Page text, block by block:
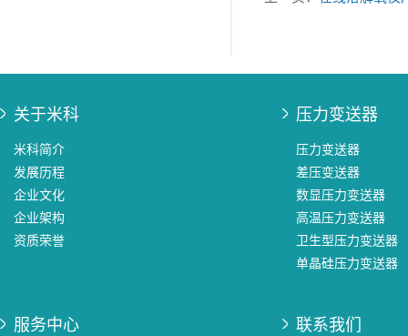
关于米科
米科简介
发展历程
企业文化
企业架构
资质荣誉
压力变送器
压力变送器
差压变送器
数显压力变送器
高温压力变送器
卫生型压力变送器
单晶硅压力变送器
服务中心 联系我们